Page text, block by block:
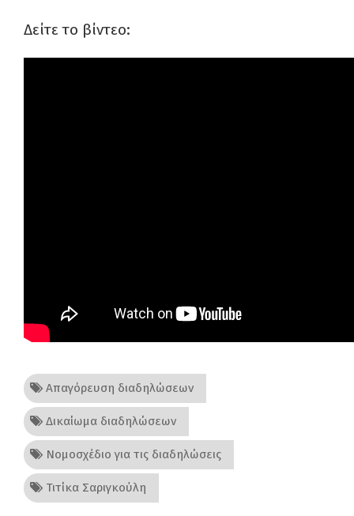
Δείτε το βίντεο:
Απαγόρευση διαδηλώσεων
Δικαίωμα διαδηλώσεων
Νομοσχέδιο για τις διαδηλώσεις
Τιτίκα Σαριγκούλη